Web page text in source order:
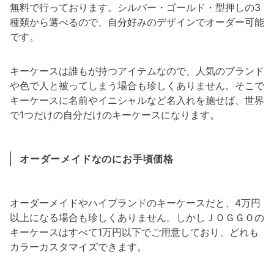
無料で行っております。シルバー・ゴールド・型押しの3
種類から選べるので、自分好みのデザインでオーダー可能
です。
キーケースは誰もが持つアイテムなので、人気のブランド
や色で人と被ってしまう場合も珍しくありません。そこで
キーケースに名前やイニシャルなど名入れを施せば、世界
で1つだけの自分だけのキーケースになります。
オーダーメイドなのにお手頃価格
オーダーメイドやハイブランドのキーケースだと、4万円
以上になる場合も珍しくありません。しかしＪＯＧＧＯの
キーケースはすべて1万円以下でご用意しており、どれも
カラーカスタマイズできます。